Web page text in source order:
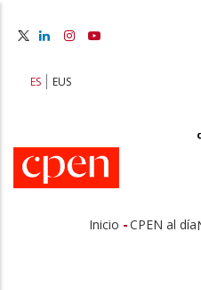
principal
ES EUS
Inicio -CPEN al día